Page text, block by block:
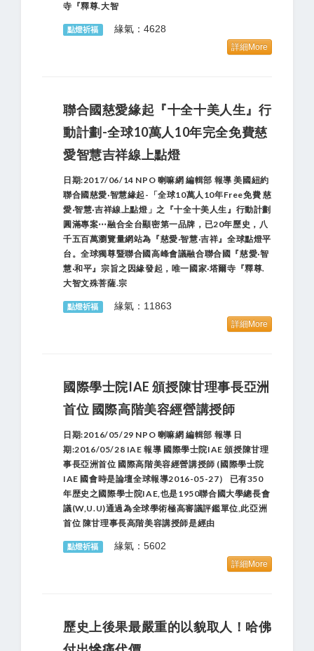
寺『釋尊.大智
點燈祈福 緣氣：4628
詳細More
聯合國慈愛緣起『十全十美人生』行
動計劃-全球10萬人10年完全免費慈
愛智慧吉祥線上點燈
日期:2017/06/14 NPO 喇嘛網 編輯部 報導 美國紐約
聯合國慈愛‧智慧緣起-「全球10萬人10年Free免費 慈
愛‧智慧‧吉祥線上點燈」之『十全十美人生』行動計劃
圓滿專案⋯融合全台顯密第一品牌，已20年歷史，八
千五百萬瀏覽量網站為『慈愛‧智慧‧吉祥』全球點燈平
台。全球獨尊暨聯合國高峰會議融合聯合國『慈愛‧智
慧‧和平』宗旨之因緣發起，唯一國家‧塔爾寺『釋尊.
大智文殊菩薩.宗
點燈祈福 緣氣：11863
詳細More
國際學士院IAE 頒授陳甘理事長亞洲
首位 國際高階美容經營講授師
日期:2016/05/29 NPO 喇嘛網 編輯部 報導 日
期:2016/05/28 IAE 報導 國際學士院IAE 頒授陳甘理
事長亞洲首位 國際高階美容經營講授師 (國際學士院
IAE 國會時是論壇全球報導2016-05-27） 已有350
年歴史之國際學士院IAE,也是1950聯合國大學總長會
議(W,U.U)通過為全球學術極高審議評鑑單位,此亞洲
首位 陳甘理事長高階美容講授師是經由
點燈祈福 緣氣：5602
詳細More
歷史上後果最嚴重的以貌取人！哈佛